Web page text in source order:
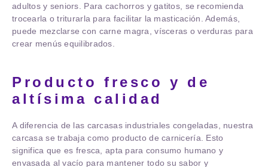
adultos y seniors. Para cachorros y gatitos, se recomienda
trocearla o triturarla para facilitar la masticación. Además,
puede mezclarse con carne magra, vísceras o verduras para
crear menús equilibrados.
Producto fresco y de
altísima calidad
A diferencia de las carcasas industriales congeladas, nuestra
carcasa se trabaja como producto de carnicería. Esto
significa que es fresca, apta para consumo humano y
envasada al vacío para mantener todo su sabor y